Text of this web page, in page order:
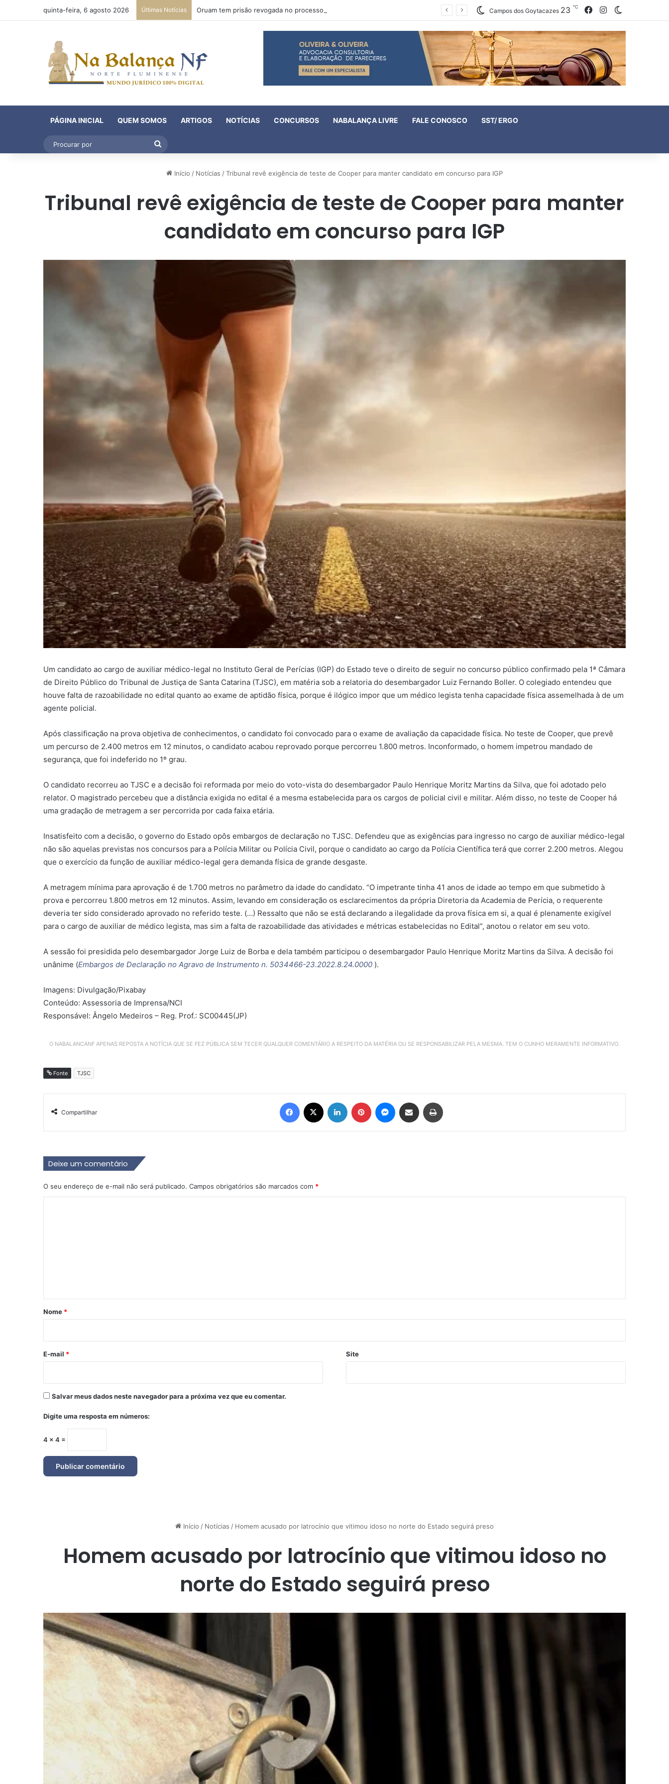
quinta-feira, 6 agosto 2026 Últimas Notícias Campos dos Goytacazes 23 ℃ FacebookInstagram
PÁGINA INICIAL QUEM SOMOS ARTIGOS NOTÍCIAS CONCURSOS NABALANÇA LIVRE FALE CONOSCO SST/ ERGO
Início / Notícias /Tribunal revê exigência de teste de Cooper para manter candidato em concurso para IGP
Tribunal revê exigência de teste de Cooper para manter
candidato em concurso para IGP
Um candidato ao cargo de auxiliar médico-legal no Instituto Geral de Perícias (IGP) do Estado teve o direito de seguir no concurso público confirmado pela 1ª Câmara
de Direito Público do Tribunal de Justiça de Santa Catarina (TJSC), em matéria sob a relatoria do desembargador Luiz Fernando Boller. O colegiado entendeu que
houve falta de razoabilidade no edital quanto ao exame de aptidão física, porque é ilógico impor que um médico legista tenha capacidade física assemelhada à de um
agente policial.
Após classificação na prova objetiva de conhecimentos, o candidato foi convocado para o exame de avaliação da capacidade física. No teste de Cooper, que prevê
um percurso de 2.400 metros em 12 minutos, o candidato acabou reprovado porque percorreu 1.800 metros. Inconformado, o homem impetrou mandado de
segurança, que foi indeferido no 1º grau.
O candidato recorreu ao TJSC e a decisão foi reformada por meio do voto-vista do desembargador Paulo Henrique Moritz Martins da Silva, que foi adotado pelo
relator. O magistrado percebeu que a distância exigida no edital é a mesma estabelecida para os cargos de policial civil e militar. Além disso, no teste de Cooper há
uma gradação de metragem a ser percorrida por cada faixa etária.
Insatisfeito com a decisão, o governo do Estado opôs embargos de declaração no TJSC. Defendeu que as exigências para ingresso no cargo de auxiliar médico-legal
não são aquelas previstas nos concursos para a Polícia Militar ou Polícia Civil, porque o candidato ao cargo da Polícia Científica terá que correr 2.200 metros. Alegou
que o exercício da função de auxiliar médico-legal gera demanda física de grande desgaste.
A metragem mínima para aprovação é de 1.700 metros no parâmetro da idade do candidato. “O impetrante tinha 41 anos de idade ao tempo em que submetido à
prova e percorreu 1.800 metros em 12 minutos. Assim, levando em consideração os esclarecimentos da própria Diretoria da Academia de Perícia, o requerente
deveria ter sido considerado aprovado no referido teste. (…) Ressalto que não se está declarando a ilegalidade da prova física em si, a qual é plenamente exigível
para o cargo de auxiliar de médico legista, mas sim a falta de razoabilidade das atividades e métricas estabelecidas no Edital”, anotou o relator em seu voto.
A sessão foi presidida pelo desembargador Jorge Luiz de Borba e dela também participou o desembargador Paulo Henrique Moritz Martins da Silva. A decisão foi
unânime (Embargos de Declaração no Agravo de Instrumento n. 5034466-23.2022.8.24.0000 ).
Imagens: Divulgação/Pixabay
Conteúdo: Assessoria de Imprensa/NCI
Responsável: Ângelo Medeiros – Reg. Prof.: SC00445(JP)
O NABALANCANF APENAS REPOSTA A NOTÍCIA QUE SE FEZ PÚBLICA SEM TECER QUALQUER COMENTÁRIO A RESPEITO DA MATÉRIA OU SE RESPONSABILIZAR PELA MESMA. TEM O CUNHO MERAMENTE INFORMATIVO.
Fonte TJSC
Compartilhar
Deixe um comentário
O seu endereço de e-mail não será publicado. Campos obrigatórios são marcados com *
r
*
Nome *
E-mail * Site
Salvar meus dados neste navegador para a próxima vez que eu comentar.
Digite uma resposta em números:
4 × 4 =